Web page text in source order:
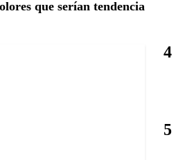
que serían tendencia